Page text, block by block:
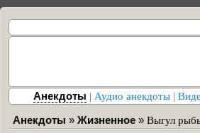
Анекдоты | Аудио анекдоты |
Анекдоты » Жизненное » Выгул